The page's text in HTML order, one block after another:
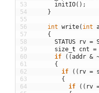
53
54
55
56
57
58
59
60
61
62
63
64
initIO( ) ;
}
int write( int
{
STATUS
rv =
size t cnt =
if
( (addr &
{
if
( ( rv =
{
if
( ( rv